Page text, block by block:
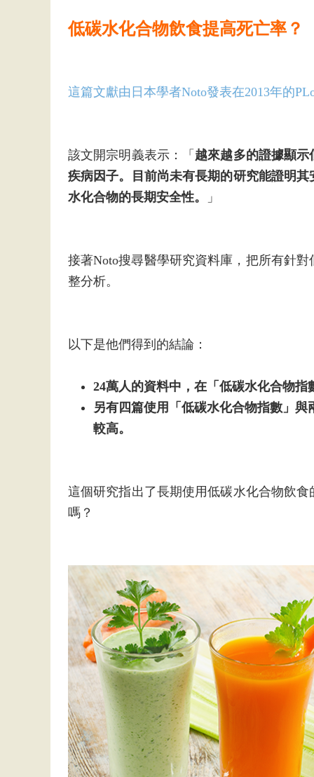
低碳水化合物飲食提高死亡率？
這篇文獻由日本學者Noto發表在2013年的
該文開宗明義表示：「 越來越多的證據顯
疾病因子。目前尚未有長期的研究能證明
水化合物的長期安全性。
」
接著Noto搜尋醫學研究資料庫，把所有針
整分析。
以下是他們得到的結論：
24萬人的資料中，在「低碳水化合物
另有四篇使用「低碳水化合物指數」
較高。
這個研究指出了長期使用低碳水化合物飲
嗎？